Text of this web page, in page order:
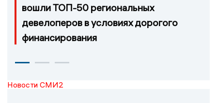
вошли ТОП-50 региональных
девелоперов в условиях дорогого
финансирования
Новости СМИ2